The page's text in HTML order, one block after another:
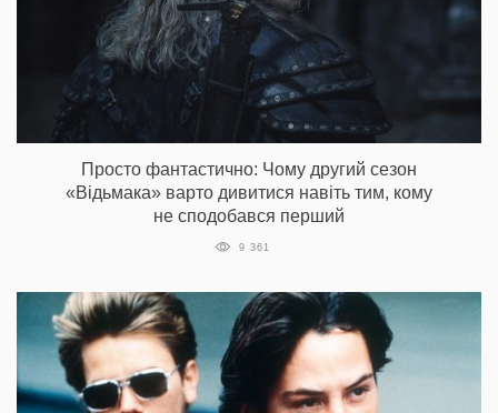
Просто фантастично: Чому другий сезон
«Відьмака» варто дивитися навіть тим, кому
не сподобався перший
9 361